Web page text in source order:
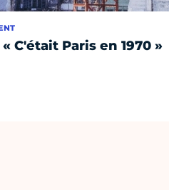
C'était Paris en 1970 »